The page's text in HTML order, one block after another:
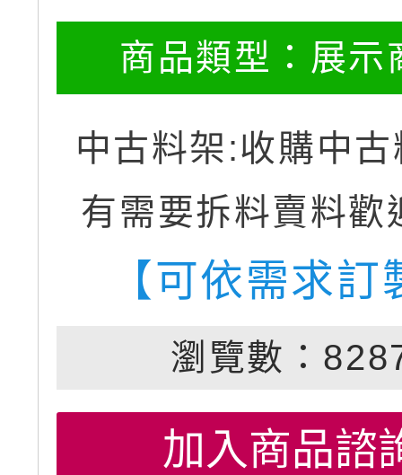
商品類型： 展示
中古料架:收購中
有需要拆料賣料歡
【可依需求訂
瀏覽數：
加入商品諮